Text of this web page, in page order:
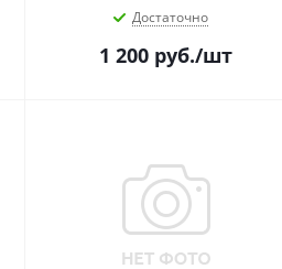
Достаточно
1 200 руб./шт